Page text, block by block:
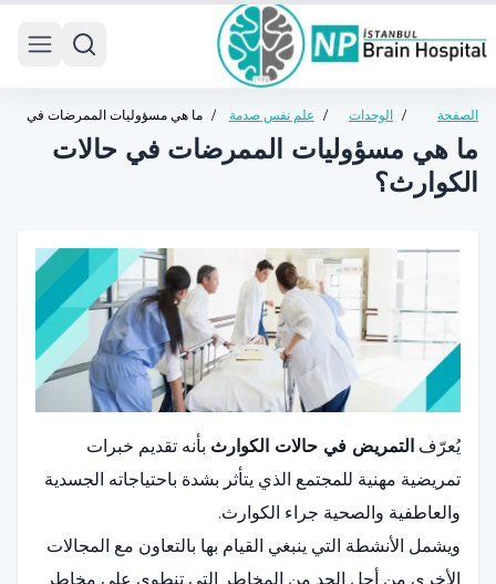
الصفحة
الرئيسية
/ الوحدات
/ علم نفس صدمة
الزلزال
/ ما هي مسؤوليات الممرضات في
حالات الكوارث؟
ما هي مسؤوليات الممرضات في حالات
الكوارث؟
يُعرّف التمريض في حالات الكوارث بأنه تقديم خبرات
تمريضية مهنية للمجتمع الذي يتأثر بشدة باحتياجاته الجسدية
والعاطفية والصحية جراء الكوارث.
ويشمل الأنشطة التي ينبغي القيام بها بالتعاون مع المجالات
الأخرى من أجل الحد من المخاطر التي تنطوي على مخاطر